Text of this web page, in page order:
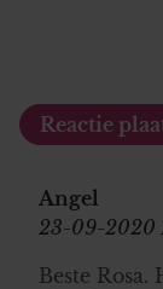
Angel
23-09-2020
Beste